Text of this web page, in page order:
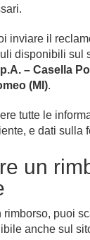
inviare il
disponibili sul
– Casella
(MI).
tutte le
e dati sulla
un
rimborso, puoi
anche sul